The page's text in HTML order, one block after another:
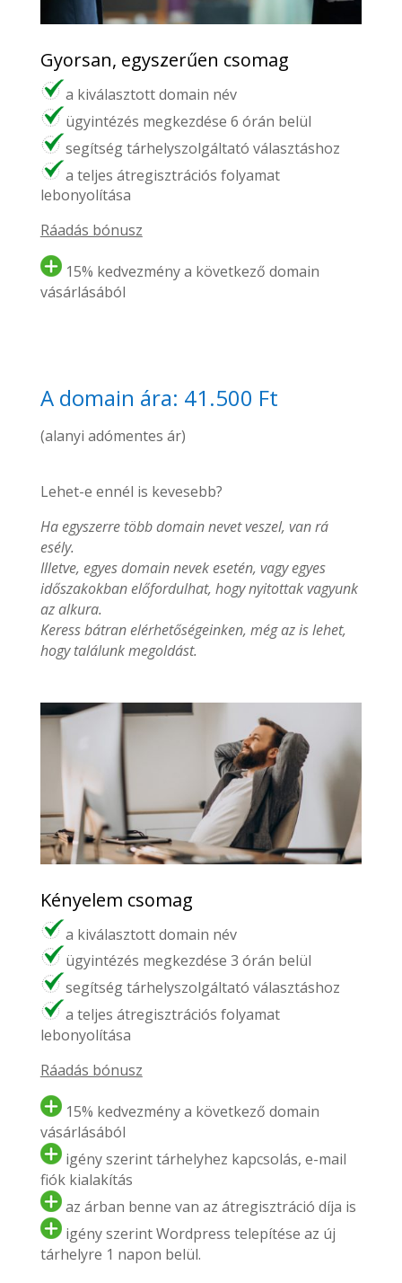
Gyorsan, egyszerűen csomag
a kiválasztott domain név
ügyintézés megkezdése 6 órán belül
segítség tárhelyszolgáltató választáshoz
a teljes átregisztrációs folyamat
lebonyolítása
Ráadás bónusz
15% kedvezmény a következő domain
vásárlásából
A domain ára: 41.500 Ft
(alanyi adómentes ár)
Lehet-e ennél is kevesebb?
Ha egyszerre több domain nevet veszel, van rá
esély.
Illetve, egyes domain nevek esetén, vagy egyes
időszakokban előfordulhat, hogy nyitottak vagyunk
az alkura.
Keress bátran elérhetőségeinken, még az is lehet,
hogy találunk megoldást.
Kényelem csomag
a kiválasztott domain név
ügyintézés megkezdése 3 órán belül
segítség tárhelyszolgáltató választáshoz
a teljes átregisztrációs folyamat
lebonyolítása
Ráadás bónusz
15% kedvezmény a következő domain
vásárlásából
igény szerint tárhelyhez kapcsolás, e-mail
fiók kialakítás
az árban benne van az átregisztráció díja is
igény szerint Wordpress telepítése az új
tárhelyre 1 napon belül.